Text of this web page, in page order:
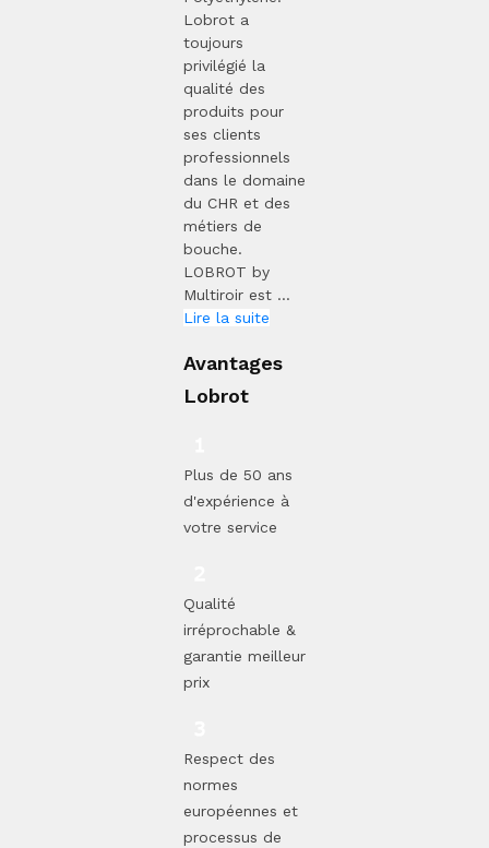
Lobrot a
toujours
privilégié la
qualité des
produits pour
ses clients
professionnels
dans le domaine
du CHR et des
métiers de
bouche.
LOBROT by
Multiroir est ...
Lire la suite
Avantages
Lobrot
Plus de 50 ans
d'expérience à
votre service
Qualité
irréprochable &
garantie meilleur
prix
Respect des
normes
européennes et
processus de